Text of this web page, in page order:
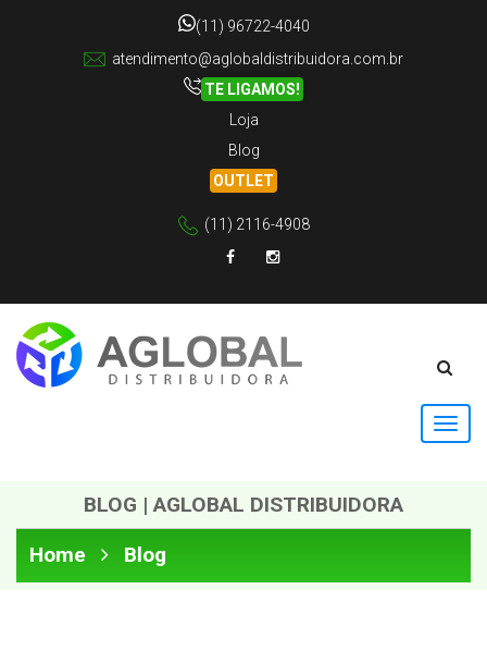
(11) 96722-4040
atendimento@aglobaldistribuidora.com.br
TE LIGAMOS!
Loja
Blog
OUTLET
(11) 2116-4908
BLOG | AGLOBAL DISTRIBUIDORA
Home
Blog